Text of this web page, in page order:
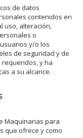
de datos
contenidos en
uso, alteración,
o
y/o los
de seguridad y de
y ha
a su alcance.
Maquinarias para
que ofrece y como